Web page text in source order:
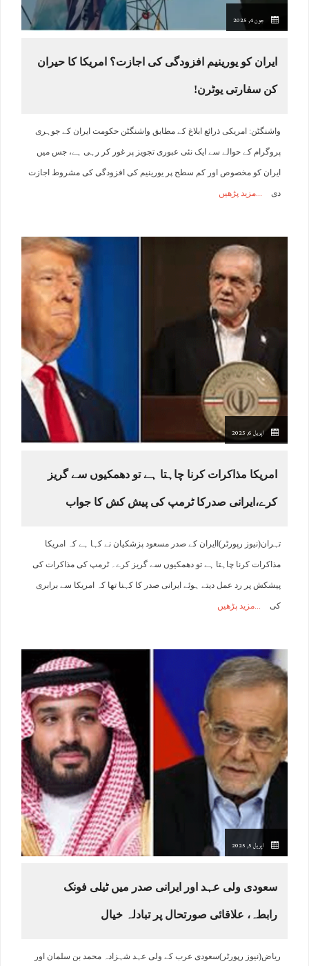
جون 4, 2025
ایران کو یورینیم افزودگی کی اجازت؟ امریکا کا حیران
کن سفارتی یوٹرن!
واشنگٹن: امریکی ذرائع ابلاغ کے مطابق واشنگٹن حکومت ایران کے جوہری
پروگرام کے حوالے سے ایک نئی عبوری تجویز پر غور کر رہی ہے، جس میں
ایران کو مخصوص اور کم سطح پر یورینیم کی افزودگی کی مشروط اجازت
دی مزید پڑھیں
اپریل 6, 2025
امریکا مذاکرات کرنا چاہتا ہے تو دھمکیوں سے گریز
کرے،ایرانی صدرکا ٹرمپ کی پیش کش کا جواب
تہران(نیوز رپورٹر)اایران کے صدر مسعود پزشکیان نے کہا ہے کہ امریکا
مذاکرات کرنا چاہتا ہے تو دھمکیوں سے گریز کرے۔ ٹرمپ کی مذاکرات کی
پیشکش پر رد عمل دیتے ہوئے ایرانی صدر کا کہنا تھا کہ امریکا سے برابری
کی مزید پڑھیں
اپریل 5, 2025
سعودی ولی عہد اور ایرانی صدر میں ٹیلی فونک
رابطہ، علاقائی صورتحال پر تبادلہ خیال
ریاض(نیوز رپورٹر)سعودی عرب کے ولی عہد شہزادہ محمد بن سلمان اور